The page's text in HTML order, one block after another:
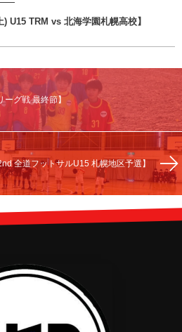
) U15 TRM vs 北海学園札幌高校】
ーグ戦 最終節】
全道フットサルU15 札幌地区予選】